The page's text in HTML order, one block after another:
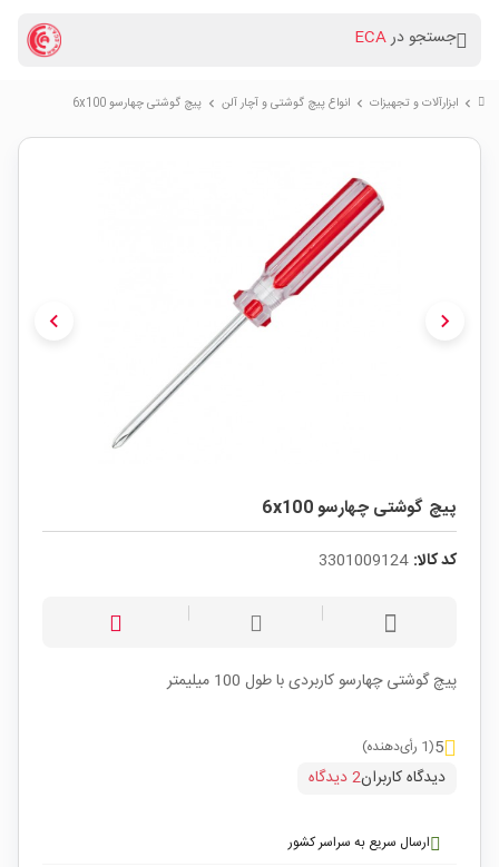
جستجو درECA
chevron_right ابزارآلات و تجهیزات chevron_right انواع پیچ گوشتی و آچار آلن chevron_right پیچ گوشتی چهارسو 6x100
chevron_left chevron_right
پیچ گوشتی چهارسو 6x100
کد کالا: 3301009124
پیچ گوشتی چهارسو کاربردی با طول 100 میلیمتر
5(1 رأی‌دهنده)
دیدگاه کاربران2 دیدگاه
ارسال سریع به سراسر کشور